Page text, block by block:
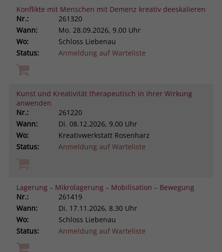
Konflikte mit Menschen mit Demenz kreativ deeskalieren
Nr.:
261320
Wann:
Mo. 28.09.2026, 9.00 Uhr
Wo:
Schloss Liebenau
Status:
Anmeldung auf Warteliste
Kunst und Kreativität therapeutisch in ihrer Wirkung
anwenden
Nr.:
261220
Wann:
Di. 08.12.2026, 9.00 Uhr
Wo:
Kreativwerkstatt Rosenharz
Status:
Anmeldung auf Warteliste
Lagerung – Mikrolagerung – Mobilisation – Bewegung
Nr.:
261419
Wann:
Di. 17.11.2026, 8.30 Uhr
Wo:
Schloss Liebenau
Status:
Anmeldung auf Warteliste